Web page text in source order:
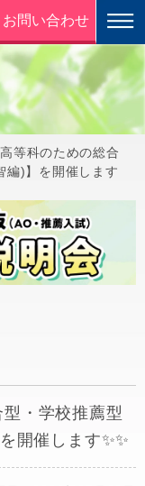
お問い合わせ
高等科のための総合
編)】を開催します
型・学校推薦型
開催します✨✨